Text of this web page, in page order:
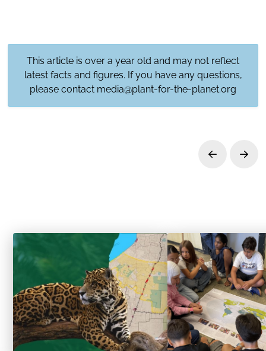
This article is over a year old and may not reflect
latest facts and figures. If you have any questions,
please contact media@plant-for-the-planet.org
Prev Next